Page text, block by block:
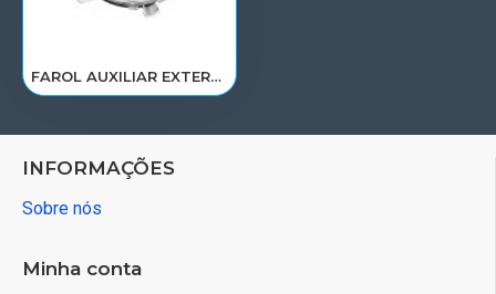
FAROL AUXILIAR EXTERNO SCANIA S5/6 P/G/R LD 1446356/1852573
INFORMAÇÕES
Sobre nós
Minha conta